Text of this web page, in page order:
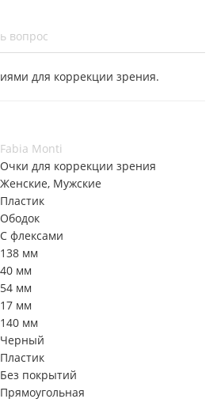
вопрос
для коррекции зрения.
Fabia Monti
Очки для коррекции зрения
Женские, Мужские
Пластик
Ободок
С флексами
138 мм
40 мм
54 мм
17 мм
140 мм
Черный
Пластик
Без покрытий
Прямоугольная